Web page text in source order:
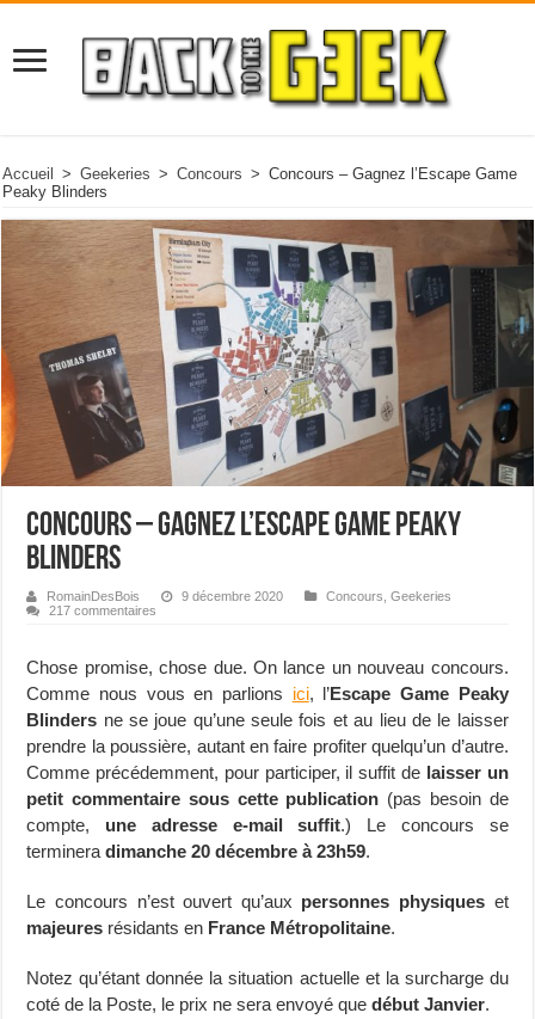
Accueil > Geekeries > Concours > Concours – Gagnez l’Escape Game
Peaky Blinders
Concours – Gagnez l’Escape Game Peaky
Blinders
RomainDesBois 9 décembre 2020 Concours ,Geekeries
217 commentaires
Chose promise, chose due. On lance un nouveau concours.
Comme nous vous en parlions ici, l’Escape Game Peaky
Blinders ne se joue qu’une seule fois et au lieu de le laisser
prendre la poussière, autant en faire profiter quelqu’un d’autre.
Comme précédemment, pour participer, il suffit de laisser un
petit commentaire sous cette publication (pas besoin de
compte, une adresse e-mail suffit.) Le concours se
termineradimanche 20 décembre à 23h59.
Le concours n’est ouvert qu’aux personnes physiques et
majeures résidants en France Métropolitaine.
Notez qu’étant donnée la situation actuelle et la surcharge du
coté de la Poste, le prix ne sera envoyé quedébut Janvier.